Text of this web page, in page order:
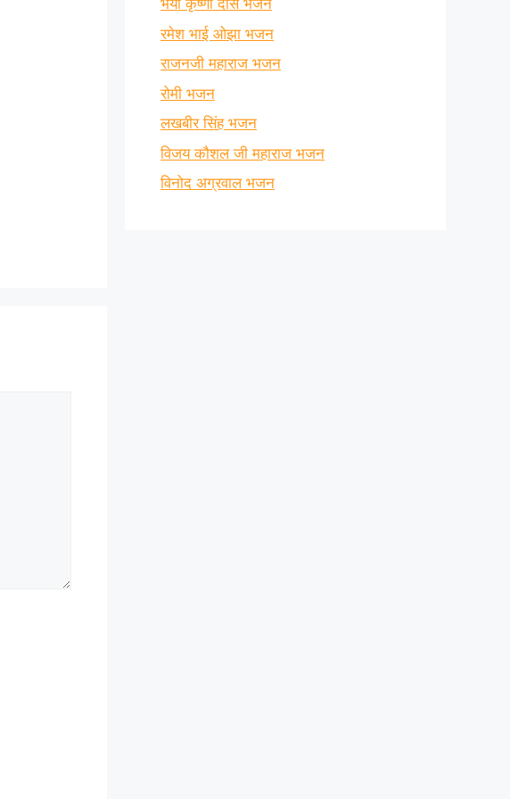
भैया कृष्णा दास भजन
रमेश भाई ओझा भजन
राजनजी महाराज भजन
रोमी भजन
लखबीर सिंह भजन
विजय कौशल जी महाराज भजन
विनोद अग्रवाल भजन